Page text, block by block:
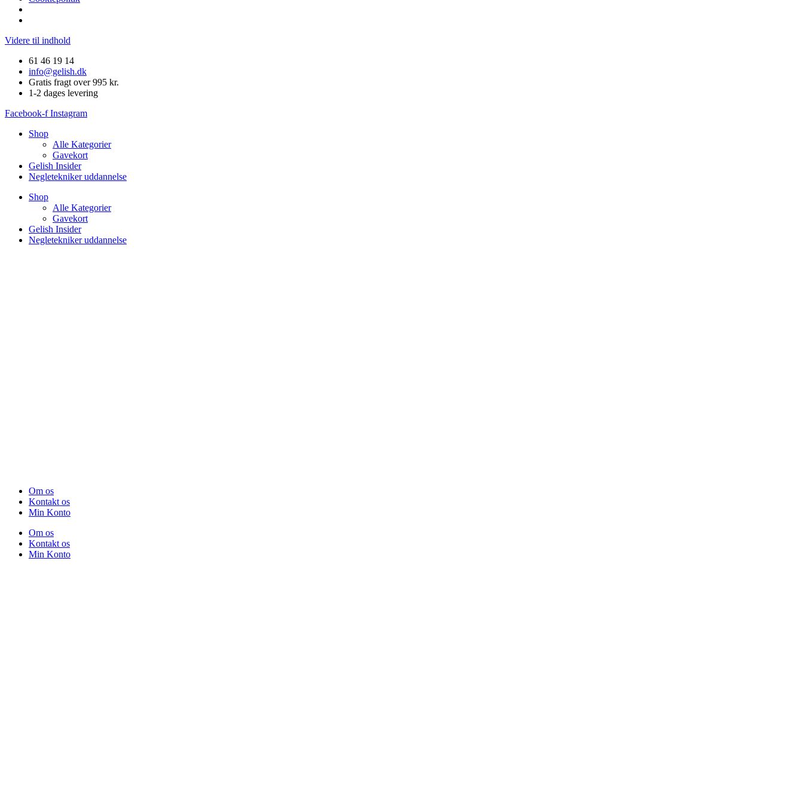
Videre til indhold
61 46 19 14
info@gelish.dk
Gratis fragt over 995 kr.
1-2 dages levering
Facebook-f Instagram
Shop
Alle Kategorier
Gavekort
Gelish Insider
Negletekniker uddannelse
Shop
Alle Kategorier
Gavekort
Gelish Insider
Negletekniker uddannelse
Om os
Kontakt os
Min Konto
Om os
Kontakt os
Min Konto